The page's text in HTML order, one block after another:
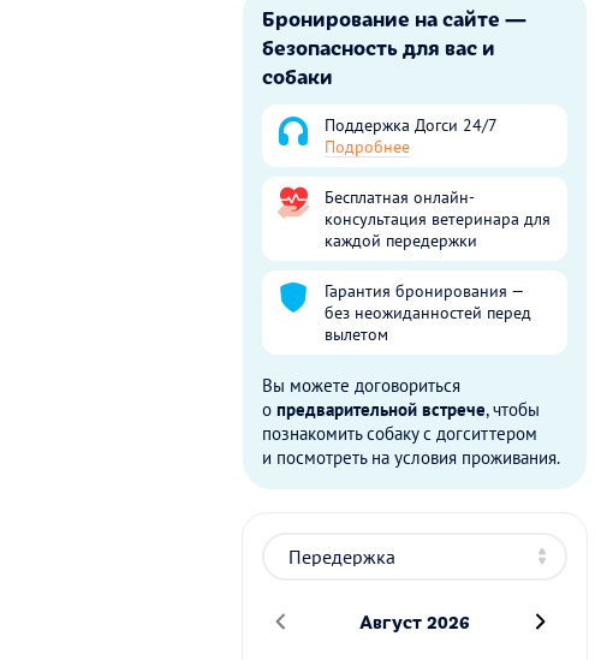
Бронирование на сайте —
безопасность для вас и
собаки
Поддержка Догси 24/7
Подробнее
Бесплатная онлайн-
консультация ветеринара для
каждой передержки
Гарантия бронирования —
без неожиданностей перед
вылетом
Вы можете договориться
о предварительной встрече, чтобы
познакомить собаку с догситтером
и посмотреть на условия проживания.
Август 2026